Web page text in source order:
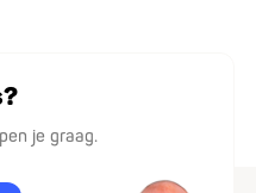
je graag.